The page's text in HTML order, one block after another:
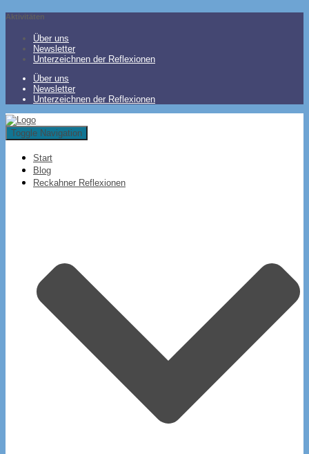
Aktivitäten
Über uns
Newsletter
Unterzeichnen der Reflexionen
Über uns
Newsletter
Unterzeichnen der Reflexionen
Toggle Navigation
Start
Blog
Reckahner Reflexionen